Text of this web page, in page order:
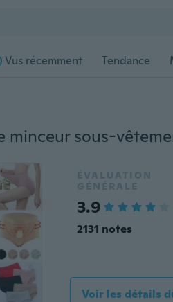
Vus récemment Tendance
ÉVALUATION
GÉNÉRALE
3.9
2131 notes
Voir les détails